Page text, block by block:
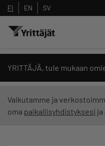
FI EN SV
YRITTÄJÄ, tule mukaan
Vaikutamme ja
oma paikallisyhdistyksesi ja
Hae sivustolta tai
Yrittäjien